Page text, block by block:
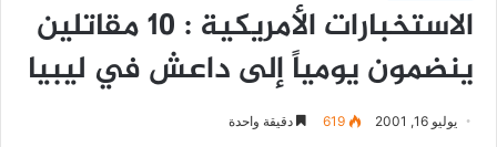
الاستخبارات الأمريكية : 10 مقاتلين
ينضمون يومياً إلى داعش في ليبيا
يوليو 16, 2001 619 دقيقة واحدة